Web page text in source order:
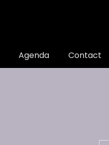
Agenda Contact